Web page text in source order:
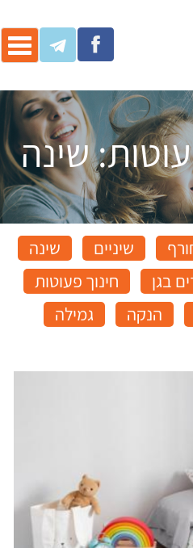
שינה
שיניים
שינה
בגן
חינוך פעוטות
הנקה גמילה